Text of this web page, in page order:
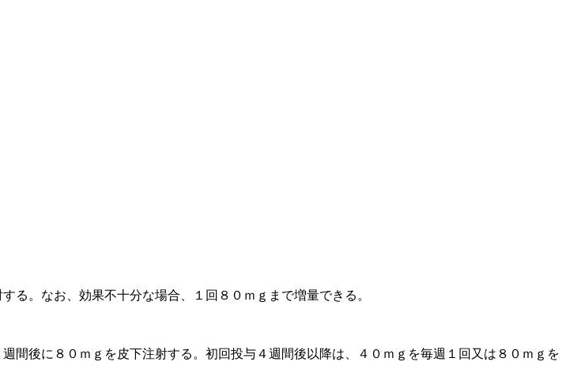
る。なお、効果不十分な場合、１回８０ｍｇまで増量できる。
間後に８０ｍｇを皮下注射する。初回投与４週間後以降は、４０ｍｇを毎週１回又は８０ｍｇを